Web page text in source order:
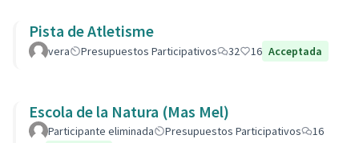
Pista de Atletisme
vera Presupuestos Participativos 32 16 Acceptada
Escola de la Natura (Mas Mel)
Participante eliminada Presupuestos Participativos
16